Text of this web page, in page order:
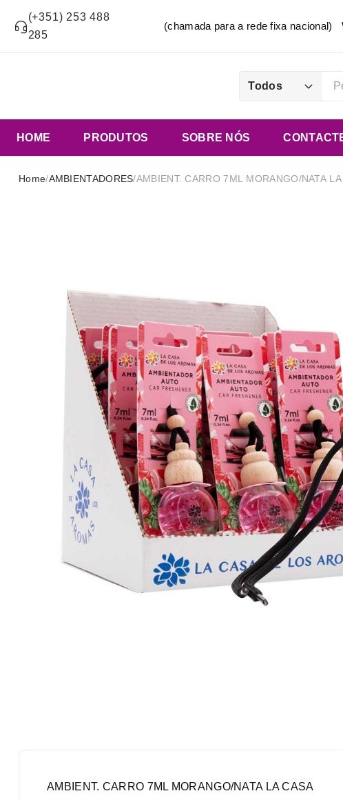
(+351) 253 488
285
(chamada para a rede fixa nacional)
Todos
HOME PRODUTOS SOBRE NÓS
Home/AMBIENTADORES/AMBIENT. CARRO 7ML MORANGO/NATA
AMBIENT. CARRO 7ML MORANGO/NATA LA CASA